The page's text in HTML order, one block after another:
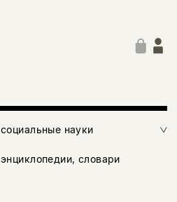
социальные науки
энциклопедии, словари